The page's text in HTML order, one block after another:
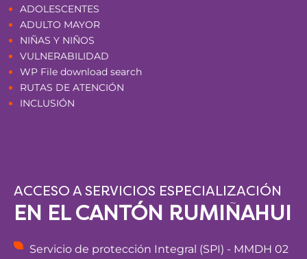
ADOLESCENTES
ADULTO MAYOR
NIÑAS Y NIÑOS
VULNERABILIDAD
WP File download search
RUTAS DE ATENCIÓN
INCLUSIÓN
ACCESO A SERVICIOS ESPECIALIZACIÓN
EN EL CANTÓN RUMIÑAHUI
Servicio de protección Integral (SPI) - MMDH 02